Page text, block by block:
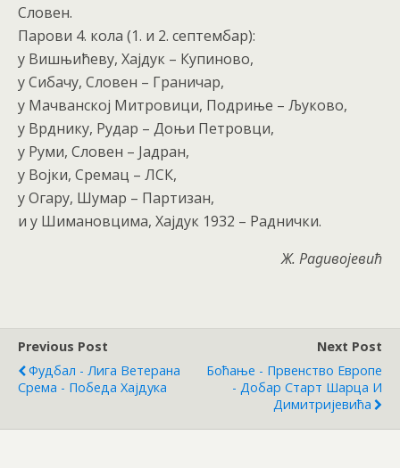
Словен.
Парови 4. кола (1. и 2. септембар):
у Вишњићеву, Хајдук – Купиново,
у Сибачу, Словен – Граничар,
у Мачванској Митровици, Подриње – Љуково,
у Врднику, Рудар – Доњи Петровци,
у Руми, Словен – Јадран,
у Војки, Сремац – ЛСК,
у Огару, Шумар – Партизан,
и у Шимановцима, Хајдук 1932 – Раднички.
Ж. Радивојевић
Previous Post
Фудбал - Лига Ветерана
Срема - Победа Хајдука
Next Post
Боћање - Првенство Европе
- Добар Старт Шарца И
Димитријевића